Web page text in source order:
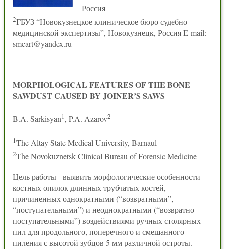
Россия
2ГБУЗ “Новокузнецкое клиническое бюро судебно-
медицинской экспертизы”, Новокузнецк, Россия E-mail:
smeart@yandex.ru
MORPHOLOGICAL FEATURES OF THE BONE
SAWDUST CAUSED BY JOINER’S SAWS
B.A. Sarkisyan1, P.A. Azarov2
1The Altay State Medical University, Barnaul
2The Novokuznetsk Clinical Bureau of Forensic Medicine
Цель работы - выявить морфологические особенности
костных опилок длинных трубчатых костей,
причиненных однократными (“возвратными”,
“поступательными”) и неоднократными (“возвратно-
поступательными”) воздействиями ручных столярных
пил для продольного, поперечного и смешанного
пиления с высотой зубцов 5 мм различной остроты.